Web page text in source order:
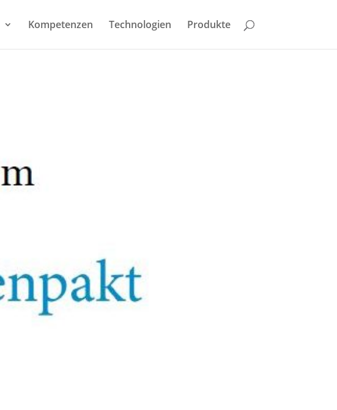
Kompetenzen Technologien Produkte